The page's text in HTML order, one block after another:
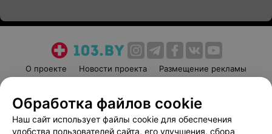
О проекте Новости проекта
Размещение рекламы
Пользовательское соглашение
Способы оплаты
Вакансии
Партнеры
Обработка файлов cookie
Наш сайт использует файлы cookie для обеспечения
удобства пользователей сайта, его улучшения, сбора